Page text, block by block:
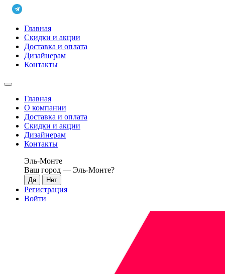
Главная
Скидки и акции
Доставка и оплата
Дизайнерам
Контакты
Главная
О компании
Доставка и оплата
Скидки и акции
Дизайнерам
Контакты
Эль-Монте
Ваш город — Эль-Монте?
Регистрация
Войти